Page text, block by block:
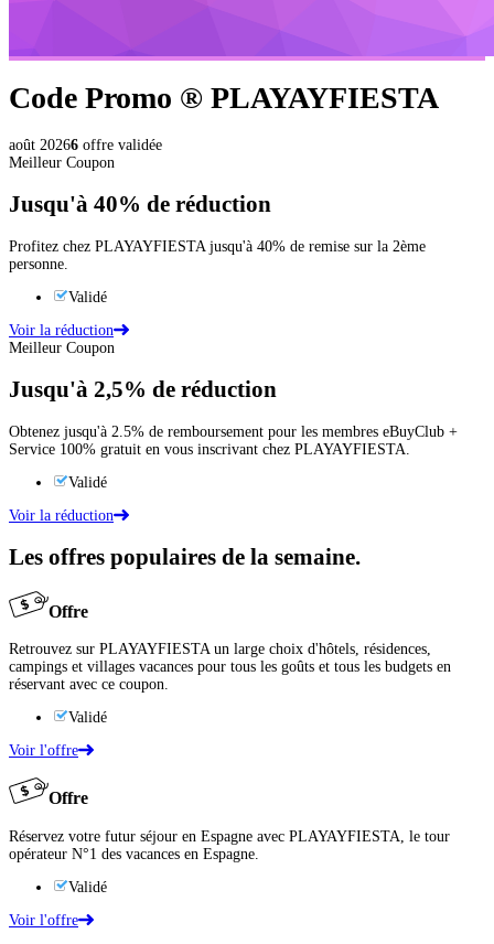
Code Promo ® PLAYAYFIESTA
août 20266 offre validée
Meilleur Coupon
Jusqu'à 40% de réduction
Profitez chez PLAYAYFIESTA jusqu'à 40% de remise sur la 2ème
personne.
Validé
Voir la réduction
Meilleur Coupon
Jusqu'à 2,5% de réduction
Obtenez jusqu'à 2.5% de remboursement pour les membres eBuyClub +
Service 100% gratuit en vous inscrivant chez PLAYAYFIESTA.
Validé
Voir la réduction
Les offres populaires de la semaine.
Offre
Retrouvez sur PLAYAYFIESTA un large choix d'hôtels, résidences,
campings et villages vacances pour tous les goûts et tous les budgets en
réservant avec ce coupon.
Validé
Voir l'offre
Offre
Réservez votre futur séjour en Espagne avec PLAYAYFIESTA, le tour
opérateur N°1 des vacances en Espagne.
Validé
Voir l'offre